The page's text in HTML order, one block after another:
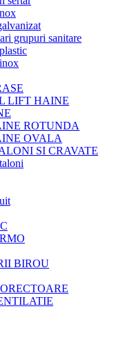
grupuri sanitare
LIFT HAINE
ROTUNDA
OVALA
SI CRAVATE
BIROU